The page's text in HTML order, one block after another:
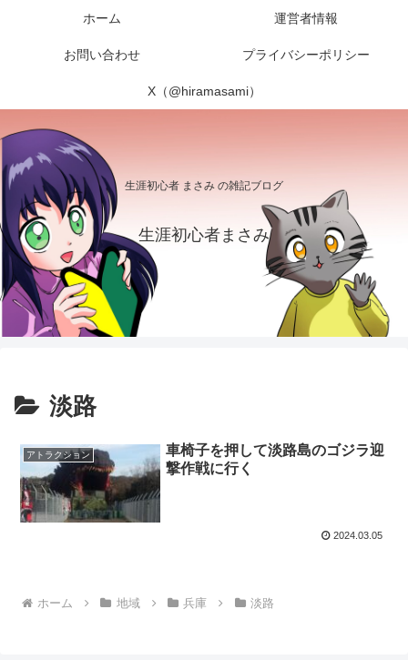
生涯初心者 まさみ の雑記ブログ
生涯初心者まさみ
ホーム 運営者情報
お問い合わせ プライバシーポリシー
X（@hiramasami）
淡路
アトラクション
車椅子を押して淡路島のゴジラ迎
撃作戦に行く
2024.03.05
ホーム 地域 兵庫 淡路